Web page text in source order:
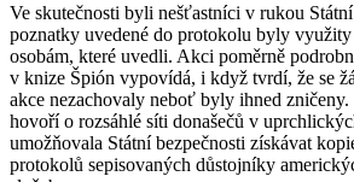
Ve skutečnosti byli nešťastníci v rukou
poznatky uvedené do protokolu byly
osobám, které uvedli. Akci poměrně
v knize Špión vypovídá, i když tvrdí, že se
akce nezachovaly neboť byly ihned
hovoří o rozsáhlé síti donašečů v
umožňovala Státní bezpečnosti získávat
protokolů sepisovaných důstojníky